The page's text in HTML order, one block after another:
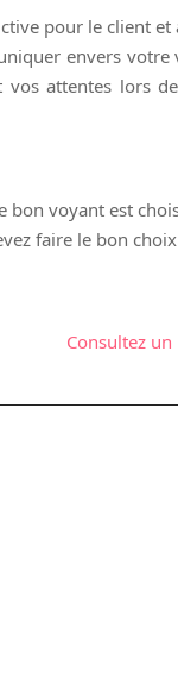
pour le client
envers
attentes lors
voyant est
faire le bon
Consultez